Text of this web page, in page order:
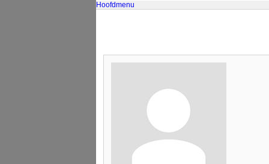
Hoofdmenu